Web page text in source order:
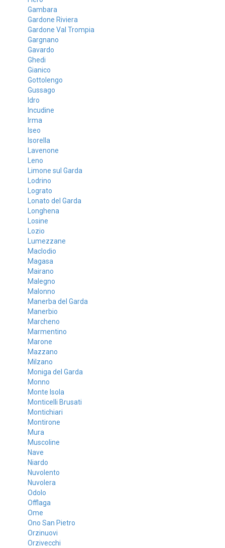
Gambara
Gardone Riviera
Gardone Val Trompia
Gargnano
Gavardo
Ghedi
Gianico
Gottolengo
Gussago
Idro
Incudine
Irma
Iseo
Isorella
Lavenone
Leno
Limone sul Garda
Lodrino
Lograto
Lonato del Garda
Longhena
Losine
Lozio
Lumezzane
Maclodio
Magasa
Mairano
Malegno
Malonno
Manerba del Garda
Manerbio
Marcheno
Marmentino
Marone
Mazzano
Milzano
Moniga del Garda
Monno
Monte Isola
Monticelli Brusati
Montichiari
Montirone
Mura
Muscoline
Nave
Niardo
Nuvolento
Nuvolera
Odolo
Offlaga
Ome
Ono San Pietro
Orzinuovi
Orzivecchi